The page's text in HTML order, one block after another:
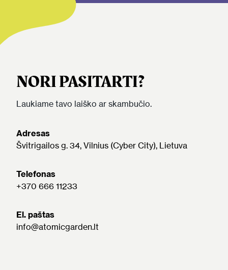
NORI PASITARTI?
Laukiame tavo laiško ar skambučio.
Adresas
Švitrigailos g. 34, Vilnius (Cyber City), Lietuva
Telefonas
+370 666 11233
El. paštas
info@atomicgarden.lt